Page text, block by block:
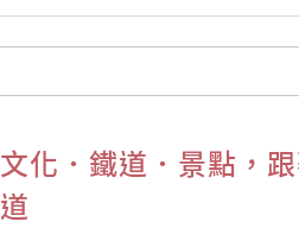
化．鐵道．景點，跟